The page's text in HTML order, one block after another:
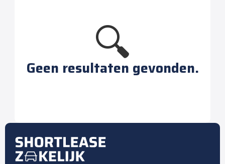
🔍
Geen resultaten gevonden.